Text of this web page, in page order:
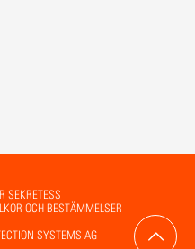
SEKRETESS
OCH BESTÄMMELSER
SYSTEMS AG